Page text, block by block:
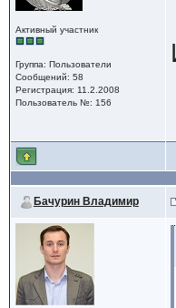
Активный участник
Группа: Пользователи
Сообщений: 58
Регистрация: 11.2.2008
Пользователь №: 156
Бачурин Владимир